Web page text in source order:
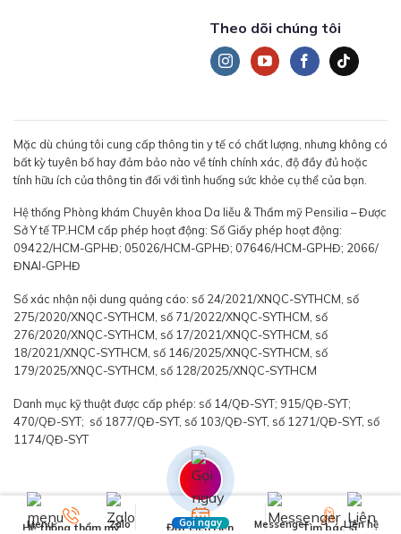
Theo dõi chúng tôi
Mặc dù chúng tôi cung cấp thông tin y tế có chất lượng, nhưng không có
bất kỳ tuyên bố hay đảm bảo nào về tính chính xác, độ đầy đủ hoặc
tính hữu ích của thông tin đối với tình huống sức khỏe cụ thể của bạn.
Hệ thống Phòng khám Chuyên khoa Da liễu & Thẩm mỹ Pensilia – Được
Sở Y tế TP.HCM cấp phép hoạt động: Số Giấy phép hoạt động:
09422/HCM-GPHĐ; 05026/HCM-GPHĐ; 07646/HCM-GPHĐ; 2066/
ĐNAI-GPHĐ
Số xác nhận nội dung quảng cáo: số 24/2021/XNQC-SYTHCM, số
275/2020/XNQC-SYTHCM, số 71/2022/XNQC-SYTHCM, số
276/2020/XNQC-SYTHCM, số 17/2021/XNQC-SYTHCM, số
18/2021/XNQC-SYTHCM, số 146/2025/XNQC-SYTHCM, số
179/2025/XNQC-SYTHCM, số 128/2025/XNQC-SYTHCM
Danh mục kỹ thuật được cấp phép: số 14/QĐ-SYT; 915/QĐ-SYT;
470/QĐ-SYT; số 1877/QĐ-SYT, số 103/QĐ-SYT, số 1271/QĐ-SYT, số
1174/QĐ-SYT
Hệ thống thẩm mỹ Đặt Lịch Hẹn Tìm bác sĩ
Menu Zalo Gọi ngay Messenger Liên hệ